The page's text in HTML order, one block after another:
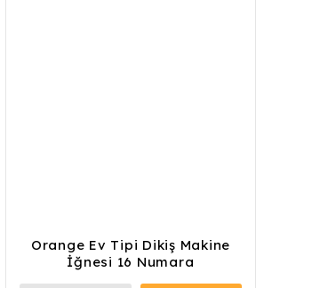
Orange Ev Tipi Dikiş Makine
İğnesi 16 Numara